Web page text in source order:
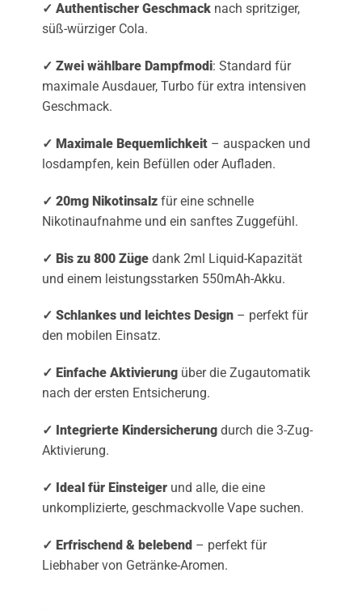
✓ Authentischer Geschmacknach spritziger,
süß-würziger Cola.
✓ Zwei wählbare Dampfmodi: Standard für
maximale Ausdauer, Turbo für extra intensiven
Geschmack.
✓ Maximale Bequemlichkeit– auspacken und
losdampfen, kein Befüllen oder Aufladen.
✓ 20mg Nikotinsalzfür eine schnelle
Nikotinaufnahme und ein sanftes Zuggefühl.
✓ Bis zu 800 Zügedank 2ml Liquid-Kapazität
und einem leistungsstarken 550mAh-Akku.
✓ Schlankes und leichtes Design– perfekt für
den mobilen Einsatz.
✓ Einfache Aktivierungüber die Zugautomatik
nach der ersten Entsicherung.
✓ Integrierte Kindersicherungdurch die 3-Zug-
Aktivierung.
✓ Ideal für Einsteigerund alle, die eine
unkomplizierte, geschmackvolle Vape suchen.
✓ Erfrischend & belebend– perfekt für
Liebhaber von Getränke-Aromen.